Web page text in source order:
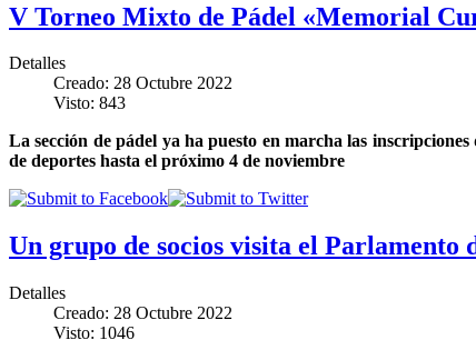
V Torneo Mixto de Pádel «Memorial
Detalles
Creado: 28 Octubre 2022
Visto: 843
La sección de pádel ya ha puesto en marcha las
de deportes hasta el próximo 4 de noviembre
Un grupo de socios visita el Parlamento
Detalles
Creado: 28 Octubre 2022
Visto: 1046